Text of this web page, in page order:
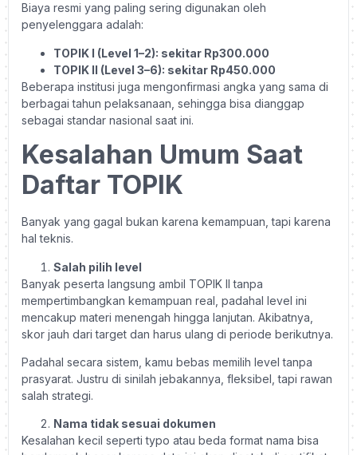
Biaya resmi yang paling sering digunakan oleh
penyelenggara adalah:
TOPIK I (Level 1–2): sekitar Rp300.000
TOPIK II (Level 3–6): sekitar Rp450.000
Beberapa institusi juga mengonfirmasi angka yang sama di
berbagai tahun pelaksanaan, sehingga bisa dianggap
sebagai standar nasional saat ini.
Kesalahan Umum Saat
Daftar TOPIK
Banyak yang gagal bukan karena kemampuan, tapi karena
hal teknis.
Salah pilih level
Banyak peserta langsung ambil TOPIK II tanpa
mempertimbangkan kemampuan real, padahal level ini
mencakup materi menengah hingga lanjutan. Akibatnya,
skor jauh dari target dan harus ulang di periode berikutnya.
Padahal secara sistem, kamu bebas memilih level tanpa
prasyarat. Justru di sinilah jebakannya, fleksibel, tapi rawan
salah strategi.
Nama tidak sesuai dokumen
Kesalahan kecil seperti typo atau beda format nama bisa